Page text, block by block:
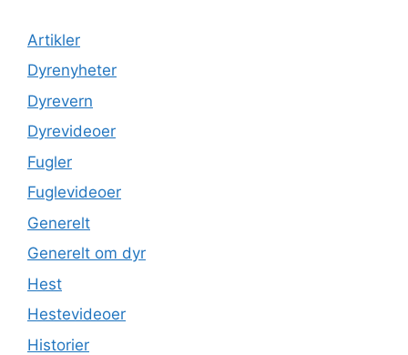
Artikler
Dyrenyheter
Dyrevern
Dyrevideoer
Fugler
Fuglevideoer
Generelt
Generelt om dyr
Hest
Hestevideoer
Historier